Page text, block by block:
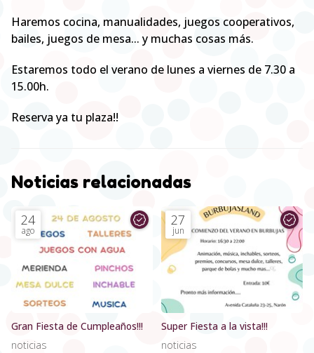
Haremos cocina, manualidades, juegos cooperativos,
bailes, juegos de mesa... y muchas cosas más.
Estaremos todo el verano de lunes a viernes de 7.30 a
15.00h.
Reserva ya tu plaza!!
Noticias relacionadas
24
ago
Gran Fiesta de Cumpleaños!!!
noticias
27
jun
Super Fiesta a la vista!!!
noticias